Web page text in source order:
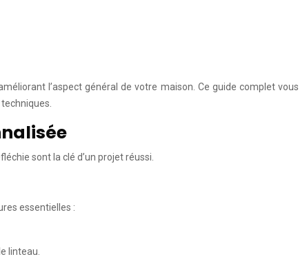
l’aspect général de votre maison. Ce guide complet vous
sont la clé d’un projet réussi.
essentielles :
linteau.